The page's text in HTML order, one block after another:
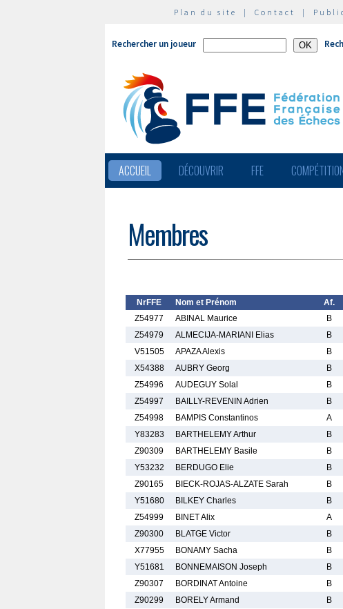
Plan du site | Contact |
Rechercher un joueur
ACCUEIL DÉCOUVRIR FFE
Membres
NrFFE Nom et Prénom Af.
Z54977
ABINAL Maurice B
Z54979
ALMECIJA-MARIANI Elias B
V51505
APAZA Alexis B
X54388
AUBRY Georg B
Z54996
AUDEGUY Solal B
Z54997
BAILLY-REVENIN Adrien B
Z54998
BAMPIS Constantinos A
Y83283
BARTHELEMY Arthur B
Z90309
BARTHELEMY Basile B
Y53232
BERDUGO Elie B
Z90165
BIECK-ROJAS-ALZATE Sarah B
Y51680
BILKEY Charles B
Z54999
BINET Alix A
Z90300
BLATGE Victor B
X77955
BONAMY Sacha B
Y51681
BONNEMAISON Joseph B
Z90307
BORDINAT Antoine B
Z90299
BORELY Armand B